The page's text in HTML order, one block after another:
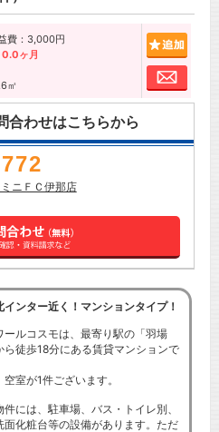
費：3,000円
0.0ヶ月
㎡
お問
合わせはこちらから
ミニＦＣ伊那店
インター近く！マンションタイプ！
ールコスモは、最寄り駅の「羽場
ら徒歩18分にある賃貸マンションで
空室が1件ございます。
件には、駐車場、バス・トイレ別、
面化粧台等の設備があります。ただ